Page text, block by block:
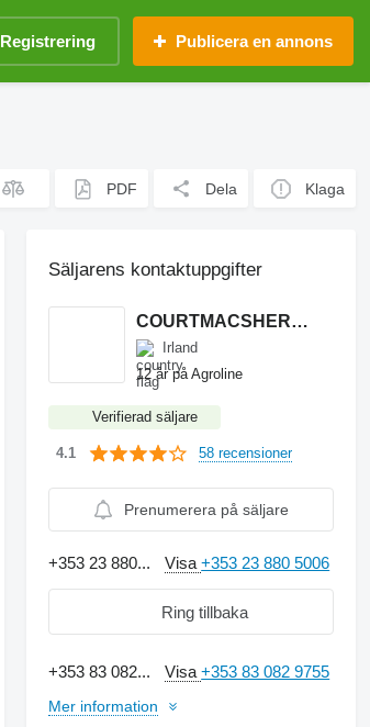
Publicera en annons
PDF Dela Klaga
Säljarens kontaktuppgifter
COURTMACSHERRY MACHINERY LTD
Irland
12 år på Agroline
Verifierad säljare
4.1 58 recensioner
Prenumerera på säljare
+353 23 880... Visa+353 23 880 5006
Ring tillbaka
+353 83 082... Visa+353 83 082 9755
Mer information